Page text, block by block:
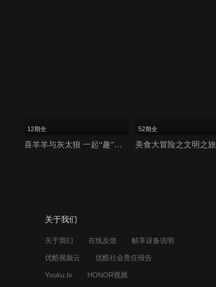
12期全
喜羊羊与灰太狼 一起“趣”运动
52期全
美食大冒险之文明之旅
关于我们
关于我们 在线反馈 帧享设备说明
优酷视频云 优酷社会责任报告
Youku.tv HONOR视频